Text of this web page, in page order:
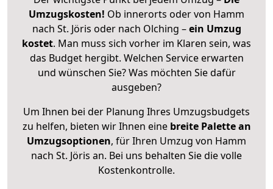
Umzugskosten! Ob innerorts oder von Hamm
nach St. Jöris oder nach Olching –ein Umzug
kostet. Man muss sich vorher im Klaren sein, was
das Budget hergibt. Welchen Service erwarten
und wünschen Sie? Was möchten Sie dafür
ausgeben?
Um Ihnen bei der Planung Ihres Umzugsbudgets
zu helfen, bieten wir Ihnen eine breite Palette an
Umzugsoptionen, für Ihren Umzug von Hamm
nach St. Jöris an. Bei uns behalten Sie die volle
Kostenkontrolle.